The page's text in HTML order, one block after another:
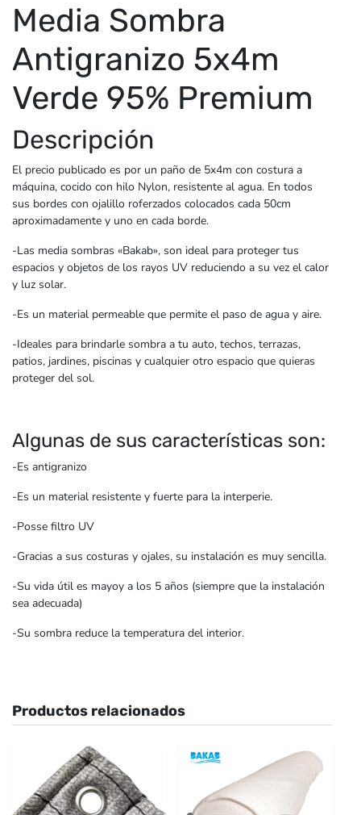
Media Sombra
Antigranizo 5x4m
Verde 95% Premium
Descripción
El precio publicado es por un paño de 5x4m con costura a
máquina, cocido con hilo Nylon, resistente al agua. En todos
sus bordes con ojalillo roferzados colocados cada 50cm
aproximadamente y uno en cada borde.
-Las media sombras «Bakab», son ideal para proteger tus
espacios y objetos de los rayos UV reduciendo a su vez el calor
y luz solar.
-Es un material permeable que permite el paso de agua y aire.
-Ideales para brindarle sombra a tu auto, techos, terrazas,
patios, jardines, piscinas y cualquier otro espacio que quieras
proteger del sol.
Algunas de sus características son:
-Es antigranizo
-Es un material resistente y fuerte para la interperie.
-Posse filtro UV
-Gracias a sus costuras y ojales, su instalación es muy sencilla.
-Su vida útil es mayoy a los 5 años (siempre que la instalación
sea adecuada)
-Su sombra reduce la temperatura del interior.
Productos relacionados